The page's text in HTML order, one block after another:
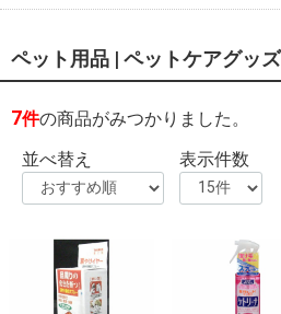
ペット用品 | ペットケアグッ
7件の商品がみつかりました。
並べ替え
表示件数